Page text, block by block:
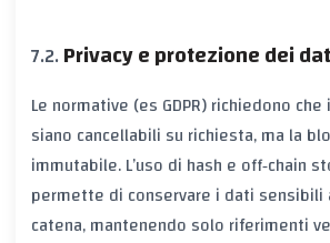
Privacy e protezione dei
Le normative (es GDPR) richiedono
siano cancellabili su richiesta, ma la
immutabile. L’uso di hash e off‑chain
permette di conservare i dati sensibili
catena, mantenendo solo riferimenti